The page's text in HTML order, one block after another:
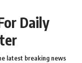
Daily
latest breaking news